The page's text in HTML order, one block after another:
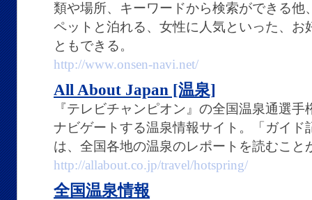
類や場所、キーワードから検索ができる他
ペットと泊れる、女性に人気といった、お
ともできる。
http://www.onsen-navi.net/
All About Japan [温泉]
『テレビチャンピオン』の全国温泉通選
ナビゲートする温泉情報サイト。「ガイド
は、全国各地の温泉のレポートを読むこと
http://allabout.co.jp/travel/hotspring/
全国温泉情報